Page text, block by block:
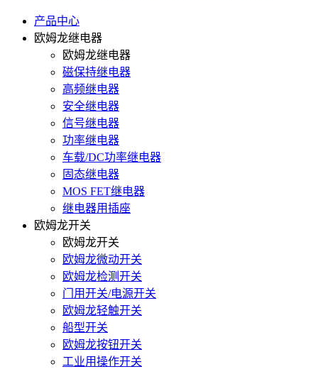
产品中心
欧姆龙继电器
欧姆龙继电器
磁保持继电器
高频继电器
安全继电器
信号继电器
功率继电器
车载/DC功率继电器
固态继电器
MOS FET继电器
继电器用插座
欧姆龙开关
欧姆龙开关
欧姆龙微动开关
欧姆龙检测开关
门用开关/电源开关
欧姆龙轻触开关
船型开关
欧姆龙按钮开关
工业用操作开关